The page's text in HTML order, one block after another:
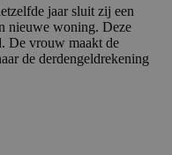
jaar sluit zij een
nieuwe woning. Deze
De vrouw maakt de
de derdengeldrekening